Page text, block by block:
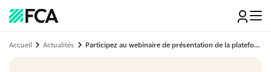
Accueil Actualités Participez au webinaire de présentation de la plateforme mission transition écologique